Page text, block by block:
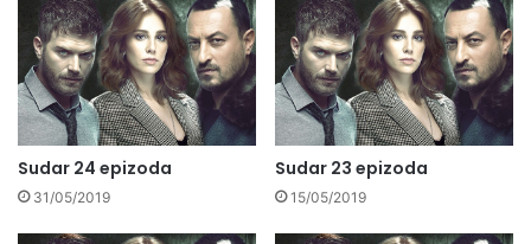
Sudar 24 epizoda
31/05/2019
Sudar 23 epizoda
15/05/2019